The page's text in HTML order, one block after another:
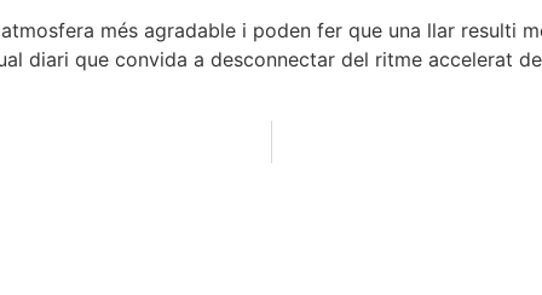
més agradable i poden fer que una llar resulti
diari que convida a desconnectar del ritme accelerat